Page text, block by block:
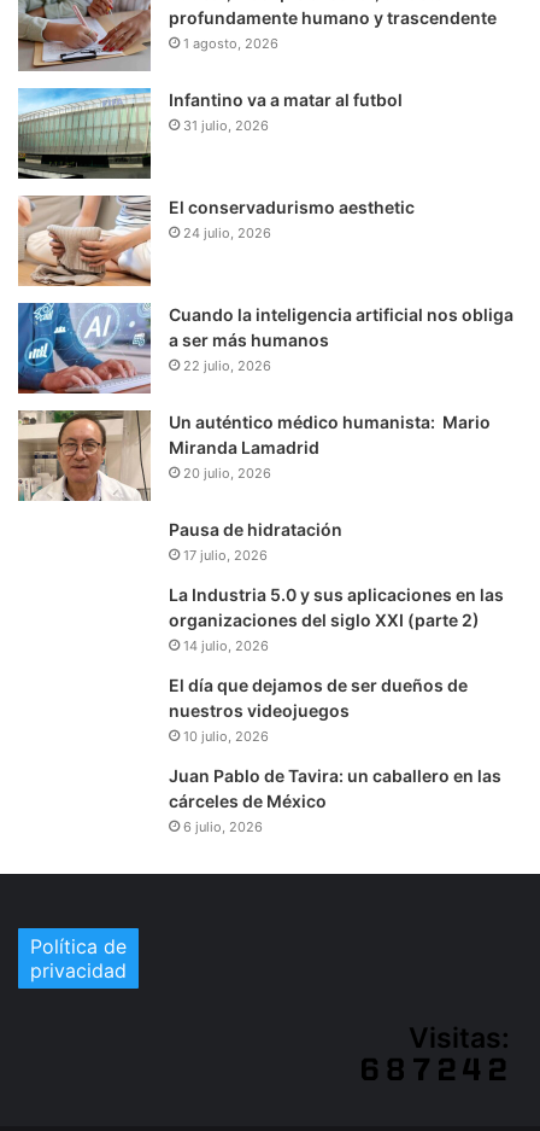
profundamente humano y trascendente
1 agosto, 2026
Infantino va a matar al futbol
31 julio, 2026
El conservadurismo aesthetic
24 julio, 2026
Cuando la inteligencia artificial nos obliga
a ser más humanos
22 julio, 2026
Un auténtico médico humanista: Mario
Miranda Lamadrid
20 julio, 2026
Pausa de hidratación
17 julio, 2026
La Industria 5.0 y sus aplicaciones en las
organizaciones del siglo XXI (parte 2)
14 julio, 2026
El día que dejamos de ser dueños de
nuestros videojuegos
10 julio, 2026
Juan Pablo de Tavira: un caballero en las
cárceles de México
6 julio, 2026
Política de
privacidad
Visitas: